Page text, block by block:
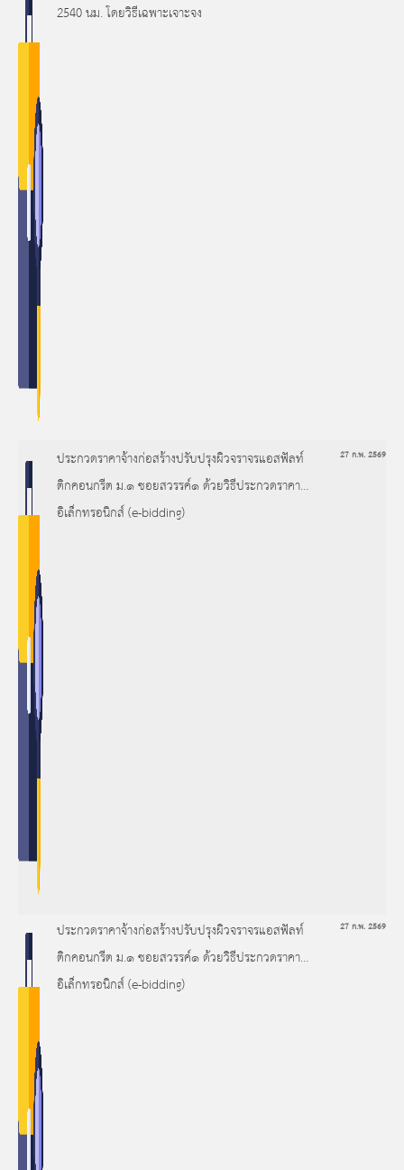
2540 นม. โดยวิธีเฉพาะเจาะจง
ประกวดราคาจ้างก่อสร้างปรับปรุงผิวจราจรแอสฟัลท์
ติกคอนกรีต ม.๑ ซอยสวรรค์๑ ด้วยวิธีประกวดราคา
อิเล็กทรอนิกส์ (e-bidding)
27 ก.พ. 2569
ประกวดราคาจ้างก่อสร้างปรับปรุงผิวจราจรแอสฟัลท์
ติกคอนกรีต ม.๑ ซอยสวรรค์๑ ด้วยวิธีประกวดราคา
อิเล็กทรอนิกส์ (e-bidding)
27 ก.พ. 2569